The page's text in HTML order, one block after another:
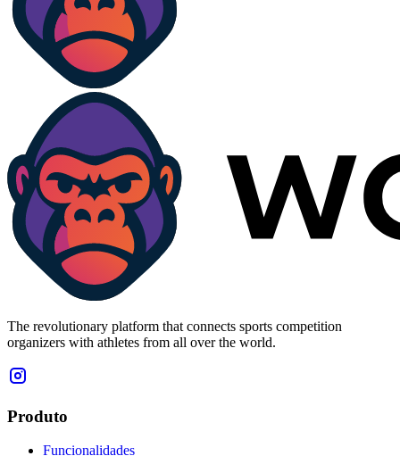
The revolutionary platform that connects sports competition
organizers with athletes from all over the world.
Produto
Funcionalidades